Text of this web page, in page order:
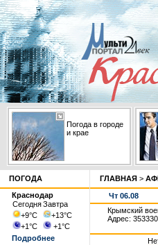
Погода в городе
и крае
ПОГОДА
Краснодар
СегодняЗавтра
+9°С +13°С
+1°С +1°С
Подробнее
ГЛАВНАЯ >
Чт 06.08
Крымский
Адрес: